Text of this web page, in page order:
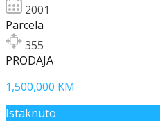
2001
Parcela
355
PRODAJA
1,500,000 KM
Istaknuto